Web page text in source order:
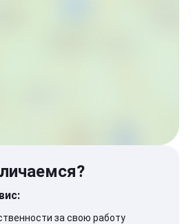
за свою работу